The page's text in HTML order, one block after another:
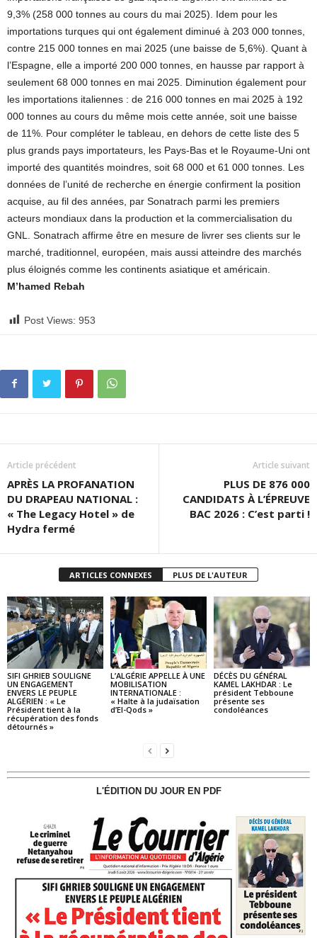
9,3% (258 000 tonnes au cours du mai 2025). Idem pour les
importations turques qui ont également diminué à 203 000 tonnes,
contre 215 000 tonnes en mai 2025 (une baisse de 5,6%). Quant à
l’Espagne, elle a importé 200 000 tonnes, en hausse par rapport à
seulement 68 000 tonnes en mai 2025. Diminution également pour
les importations italiennes : de 216 000 tonnes en mai 2025 à 192
000 tonnes au cours du même mois cette année, soit une baisse
de 11%. Pour compléter le tableau, en dehors de cette liste des 5
plus grands pays importateurs, les Pays-Bas et le Royaume-Uni ont
importé des quantités moindres, soit 68 000 et 61 000 tonnes. Les
données de l’unité de recherche en énergie confirment la position
acquise, au fil des années, par Sonatrach parmi les premiers
acteurs mondiaux dans la production et la commercialisation du
GNL. Sonatrach affirme être en mesure de livrer ses clients sur le
marché, traditionnel, européen, mais aussi atteindre des marchés
plus éloignés comme les continents asiatique et américain.
M’hamed Rebah
Post Views: 953
Article précédent
APRÈS LA PROFANATION
DU DRAPEAU NATIONAL :
« The Legacy Hotel » de
Hydra fermé
Article suivant
PLUS DE 876 000
CANDIDATS À L’ÉPREUVE
BAC 2026 : C’est parti !
ARTICLES CONNEXES PLUS DE L'AUTEUR
SIFI GHRIEB SOULIGNE
UN ENGAGEMENT
ENVERS LE PEUPLE
ALGÉRIEN : « Le
Président tient à la
récupération des fonds
détournés »
L’ALGÉRIE APPELLE À UNE
MOBILISATION
INTERNATIONALE :
« Halte à la judaïsation
d’El-Qods »
DÉCÈS DU GÉNÉRAL
KAMEL LAKHDAR : Le
président Tebboune
présente ses
condoléances
L'ÉDITION DU JOUR EN PDF